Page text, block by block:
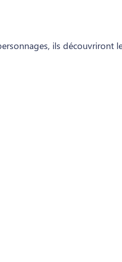
ils découvriront